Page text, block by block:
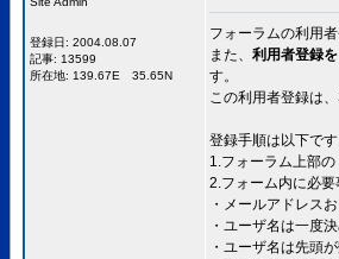
登録日: 2004.08.07
記事: 13599
所在地: 139.67E 35.65N
フォーラムの利用
また、 利用者登録
す。
この利用者登録は
登録手順は以下です
1.フォーラム上部
2.フォーム内に必要
・メールアドレス
・ユーザ名は一度
・ユーザ名は先頭